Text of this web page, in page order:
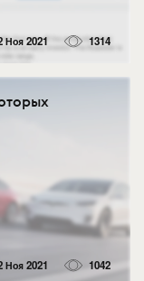
Ноя 2021 1314
Ноя 2021 1042